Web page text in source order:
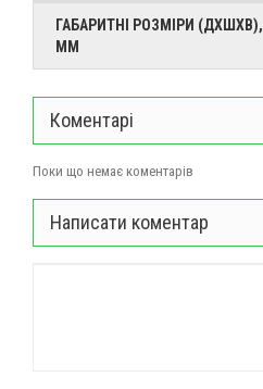
ГАБАРИТНІ РОЗМІРИ (ДХШХВ),
ММ
Коментарі
Поки що немає коментарів
Написати коментар